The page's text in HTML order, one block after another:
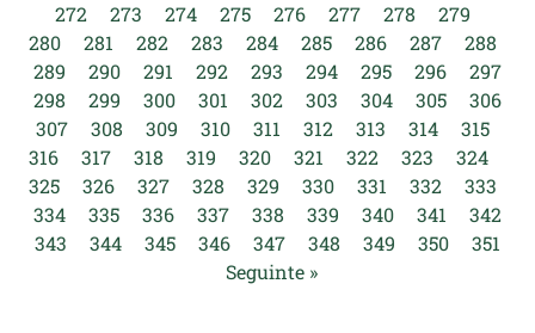
272
273 274 275 276 277 278
279
280
281 282 283 284 285 286 287
288
289
290 291 292 293 294 295 296
297
298
299 300 301 302 303 304 305
306
307
308 309 310 311 312 313 314
315
316
317 318 319 320 321 322 323
324
325
326 327 328 329 330 331 332
333
334
335 336 337 338 339 340 341
342
343
344 345 346 347 348 349 350
351
Seguinte »